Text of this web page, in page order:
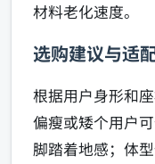
材料老化速度。
选购建议与适
根据用户身形和
偏瘦或矮个用户
脚踏着地感；体